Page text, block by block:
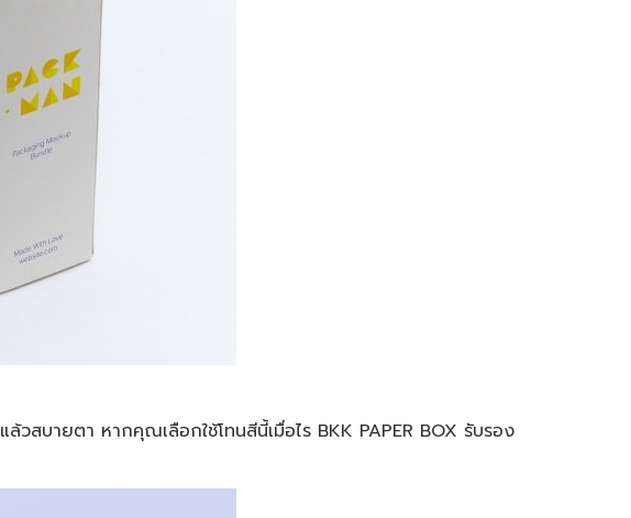
วสบายตา หากคุณเลือกใช้โทนสีนี้เมื่อไร BKK PAPER BOX รับรอง